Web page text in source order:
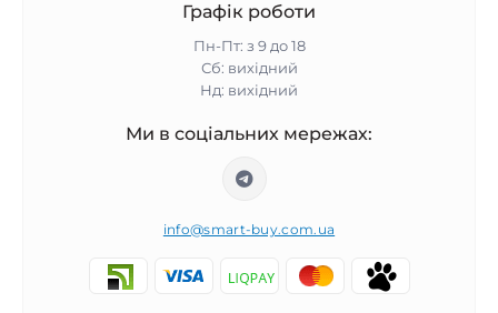
Графік роботи
Пн-Пт: з 9 до 18
Сб: вихідний
Нд: вихідний
Ми в соціальних мережах:
info@smart-buy.com.ua